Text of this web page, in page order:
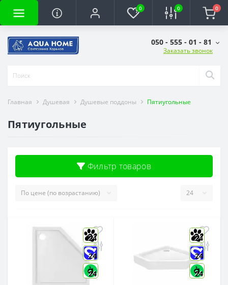
0 0 0
050 - 555 - 01 - 81
Заказать звонок
Главная Душевая Душевые поддоны Пятиугольные
Пятиугольные
Фильтр товаров
24
24
24
24
24
24